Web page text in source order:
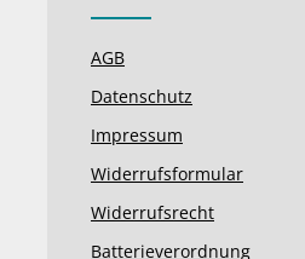
AGB
Datenschutz
Impressum
Widerrufsformular
Widerrufsrecht
Batterieverordnung